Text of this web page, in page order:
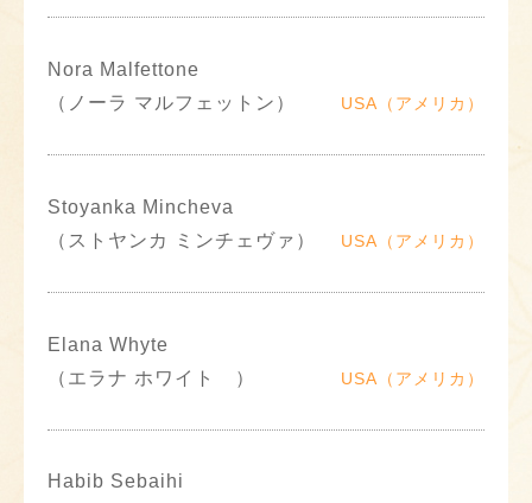
Nora Malfettone
（ノーラ マルフェットン）
USA（アメリカ）
Stoyanka Mincheva
（ストヤンカ ミンチェヴァ）
USA（アメリカ）
Elana Whyte
（エラナ ホワイト ）
USA（アメリカ）
Habib Sebaihi